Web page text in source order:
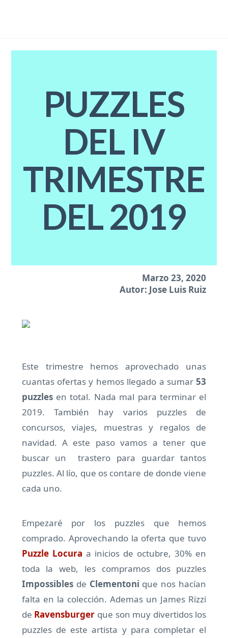
PUZZLES
DEL IV
TRIMESTRE
DEL 2019
Marzo 23, 2020
Autor: Jose Luis Ruiz
Este trimestre hemos aprovechado unas
cuantas ofertas y hemos llegado a sumar53
puzzlesen total. Nada mal para terminar el
2019. También hay varios puzzles de
concursos, viajes, muestras y regalos de
navidad. A este paso vamos a tener que
buscar un trastero para guardar tantos
puzzles. Al lío, que os contare de donde viene
cada uno.
Empezaré por los puzzles que hemos
comprado. Aprovechando la oferta que tuvo
Puzzle Locura a inicios de octubre, 30% en
toda la web, les compramos dos puzzles
Impossiblesde Clementoni que nos hacían
falta en la colección. Ademas un James Rizzi
de Ravensburger que son muy divertidos los
puzzles de este artista y para completar el